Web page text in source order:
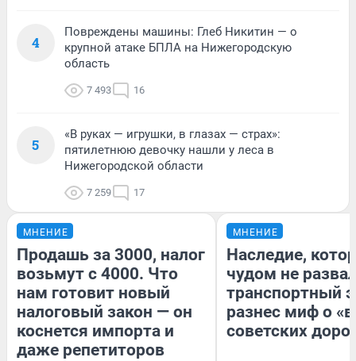
4
Повреждены машины: Глеб Никитин — о
крупной атаке БПЛА на Нижегородскую
область
7 493 16
5
«В руках — игрушки, в глазах — страх»:
пятилетнюю девочку нашли у леса в
Нижегородской области
7 259 17
МНЕНИЕ
Продашь за 3000, налог
возьмут с 4000. Что
нам готовит новый
налоговый закон — он
коснется импорта и
даже репетиторов
МНЕНИЕ
Наследие,
чудом не
транспортный
разнес миф о
советских